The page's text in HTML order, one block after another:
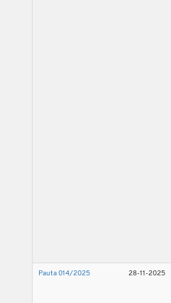
Pauta 014/2025 28-11-2025